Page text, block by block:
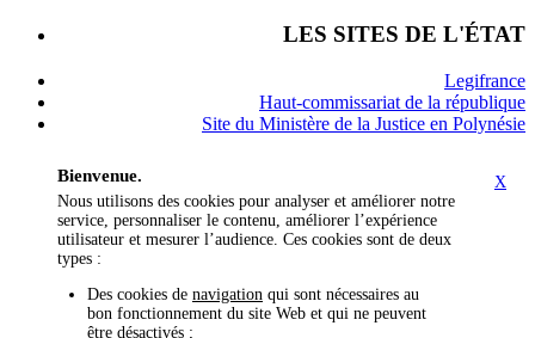
LES SITES DE L'ÉTAT
Legifrance
Haut-commissariat de la république
Site du Ministère de la Justice en Polynésie
X
Bienvenue.
Nous utilisons des cookies pour analyser et améliorer notre
service, personnaliser le contenu, améliorer l’expérience
utilisateur et mesurer l’audience. Ces cookies sont de deux
types :
Des cookies de navigation qui sont nécessaires au
bon fonctionnement du site Web et qui ne peuvent
être désactivés ;